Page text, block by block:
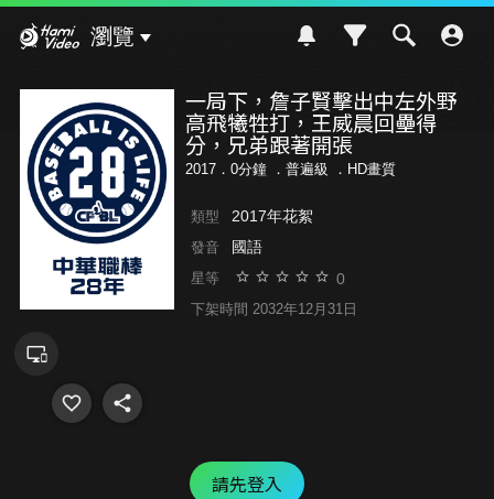
瀏覽
一局下，詹子賢擊出中左外野
高飛犧牲打，王威晨回壘得
分，兄弟跟著開張
2017．0分鐘 ． 普遍級 ．HD畫質
類型 2017年花絮
發音 國語
星等 0
下架時間 2032年12月31日
請先登入